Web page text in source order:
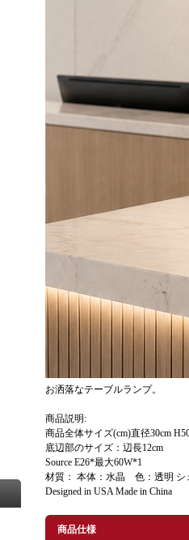
お洒落なテーブルランプ。
商品説明:
商品全体サイズ(cm)直径30cm
底辺部のサイズ：辺長12cm
Source E26*最大60W*1
材質： 本体：水晶 色：透明 シ
Designed in USA Made in China
商品仕様